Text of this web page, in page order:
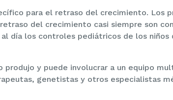
para el retraso del crecimiento. Los
del crecimiento casi siempre son
día los controles pediátricos de los niños
y puede involucrar a un equipo
genetistas y otros especialistas